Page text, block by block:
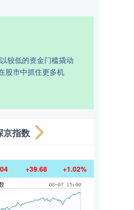
较低的资金门槛撬动
股市中抓住更多机
京指数
+39.68 +1.02%